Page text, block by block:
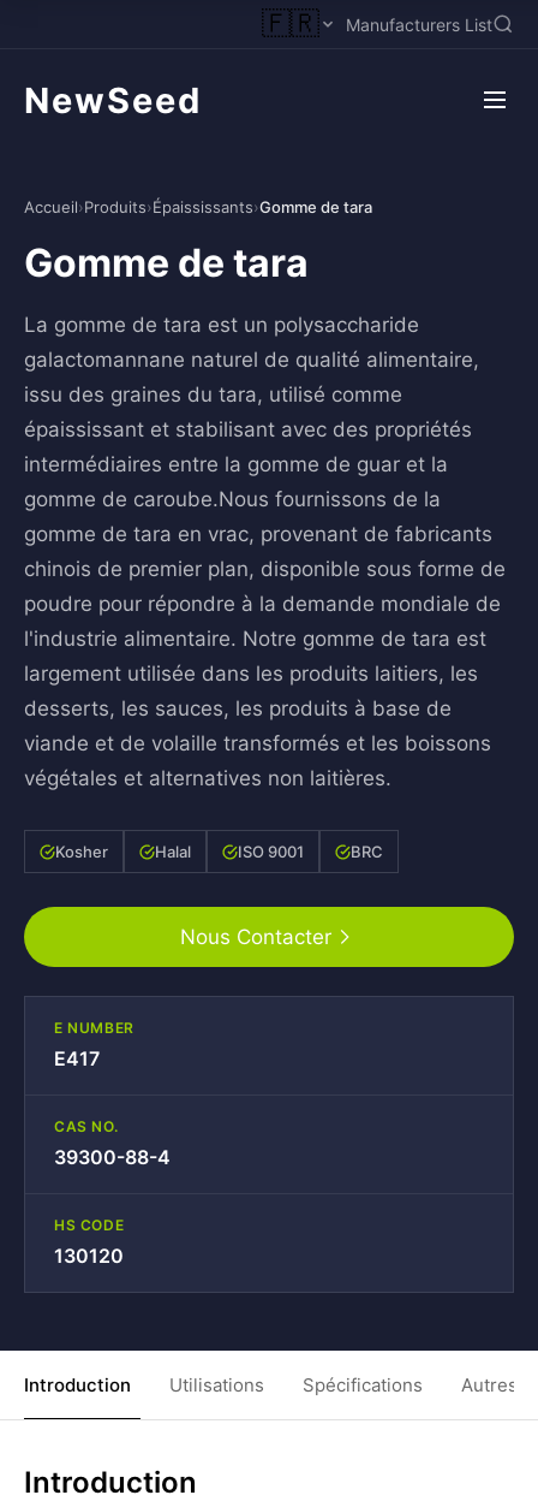
🇫🇷 Manufacturers List
NewSeed
Accueil›Produits›Épaississants›Gomme de tara
Gomme de tara
La gomme de tara est un polysaccharide
galactomannane naturel de qualité alimentaire,
issu des graines du tara, utilisé comme
épaississant et stabilisant avec des propriétés
intermédiaires entre la gomme de guar et la
gomme de caroube.Nous fournissons de la
gomme de tara en vrac, provenant de fabricants
chinois de premier plan, disponible sous forme de
poudre pour répondre à la demande mondiale de
l'industrie alimentaire. Notre gomme de tara est
largement utilisée dans les produits laitiers, les
desserts, les sauces, les produits à base de
viande et de volaille transformés et les boissons
végétales et alternatives non laitières.
Kosher Halal ISO 9001 BRC
Nous Contacter
E NUMBER
E417
CAS NO.
39300-88-4
HS CODE
130120
Introduction Utilisations Spécifications Autres
Introduction